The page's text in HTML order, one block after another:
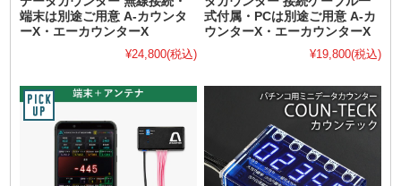
端末は別途ご用意 A-カウンタ
ーX・エーカウンターX
¥24,800(税込)
式付属・PCは別途ご用意 A-カ
ウンターX・エーカウンターX
¥19,800(税込)